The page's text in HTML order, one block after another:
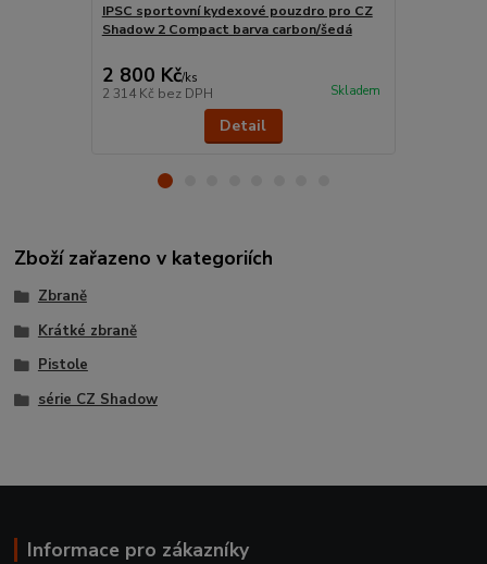
IPSC sportovní kydexové pouzdro pro CZ
Shadow 2 Compact barva carbon/šedá
2 800 Kč/ks
2 314 Kč bez DPH Skladem
Detail
Zboží zařazeno v kategoriích
Zbraně
Krátké zbraně
Pistole
série CZ Shadow
Informace pro zákazníky